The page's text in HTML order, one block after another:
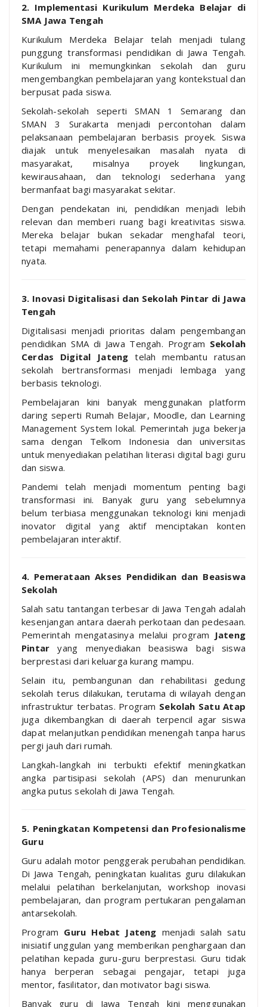
2. Implementasi Kurikulum Merdeka Belajar di
SMA Jawa Tengah
Kurikulum Merdeka Belajar telah menjadi tulang
punggung transformasi pendidikan di Jawa Tengah.
Kurikulum ini memungkinkan sekolah dan guru
mengembangkan pembelajaran yang kontekstual dan
berpusat pada siswa.
Sekolah-sekolah seperti SMAN 1 Semarang dan
SMAN 3 Surakarta menjadi percontohan dalam
pelaksanaan pembelajaran berbasis proyek. Siswa
diajak untuk menyelesaikan masalah nyata di
masyarakat, misalnya proyek lingkungan,
kewirausahaan, dan teknologi sederhana yang
bermanfaat bagi masyarakat sekitar.
Dengan pendekatan ini, pendidikan menjadi lebih
relevan dan memberi ruang bagi kreativitas siswa.
Mereka belajar bukan sekadar menghafal teori,
tetapi memahami penerapannya dalam kehidupan
nyata.
3. Inovasi Digitalisasi dan Sekolah Pintar di Jawa
Tengah
Digitalisasi menjadi prioritas dalam pengembangan
pendidikan SMA di Jawa Tengah. Program Sekolah
Cerdas Digital Jateng telah membantu ratusan
sekolah bertransformasi menjadi lembaga yang
berbasis teknologi.
Pembelajaran kini banyak menggunakan platform
daring seperti Rumah Belajar, Moodle, dan Learning
Management System lokal. Pemerintah juga bekerja
sama dengan Telkom Indonesia dan universitas
untuk menyediakan pelatihan literasi digital bagi guru
dan siswa.
Pandemi telah menjadi momentum penting bagi
transformasi ini. Banyak guru yang sebelumnya
belum terbiasa menggunakan teknologi kini menjadi
inovator digital yang aktif menciptakan konten
pembelajaran interaktif.
4. Pemerataan Akses Pendidikan dan Beasiswa
Sekolah
Salah satu tantangan terbesar di Jawa Tengah adalah
kesenjangan antara daerah perkotaan dan pedesaan.
Pemerintah mengatasinya melalui program Jateng
Pintar yang menyediakan beasiswa bagi siswa
berprestasi dari keluarga kurang mampu.
Selain itu, pembangunan dan rehabilitasi gedung
sekolah terus dilakukan, terutama di wilayah dengan
infrastruktur terbatas. Program Sekolah Satu Atap
juga dikembangkan di daerah terpencil agar siswa
dapat melanjutkan pendidikan menengah tanpa harus
pergi jauh dari rumah.
Langkah-langkah ini terbukti efektif meningkatkan
angka partisipasi sekolah (APS) dan menurunkan
angka putus sekolah di Jawa Tengah.
5. Peningkatan Kompetensi dan Profesionalisme
Guru
Guru adalah motor penggerak perubahan pendidikan.
Di Jawa Tengah, peningkatan kualitas guru dilakukan
melalui pelatihan berkelanjutan, workshop inovasi
pembelajaran, dan program pertukaran pengalaman
antarsekolah.
Program Guru Hebat Jateng menjadi salah satu
inisiatif unggulan yang memberikan penghargaan dan
pelatihan kepada guru-guru berprestasi. Guru tidak
hanya berperan sebagai pengajar, tetapi juga
mentor, fasilitator, dan motivator bagi siswa.
Banyak guru di Jawa Tengah kini menggunakan